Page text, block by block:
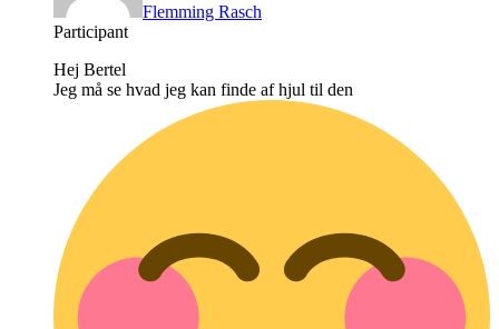
Flemming Rasch
Participant
Hej Bertel
Jeg må se hvad jeg kan finde af hjul til den